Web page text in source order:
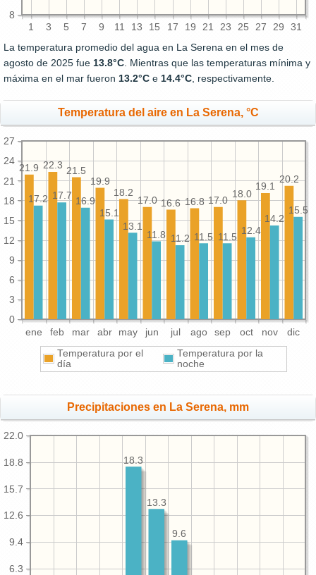
1 3 5 7 9 11 13 15 17 19 21 23 25 27 29 31
8
La temperatura promedio del agua en La Serena en el mes de
agosto de 2025 fue 13.8°C. Mientras que las temperaturas mínima y
máxima en el mar fueron 13.2°C e 14.4°C, respectivamente.
Temperatura del aire en La Serena, °C
ene feb mar abr may jun jul ago sep oct nov dic
0
3
6
9
12
15
18
21
24
27
20.2
19.1
18.0
17.0
16.8
16.6
17.0
18.2
19.9
21.5
22.3
21.9
15.5
14.2
12.4
11.5
11.5
11.2
11.8
13.1
15.1
16.9
17.7
17.2
Temperatura por el
día
Temperatura por la
noche
Precipitaciones en La Serena, mm
6.3
9.4
12.6
15.7
18.8
22.0
9.6
13.3
18.3